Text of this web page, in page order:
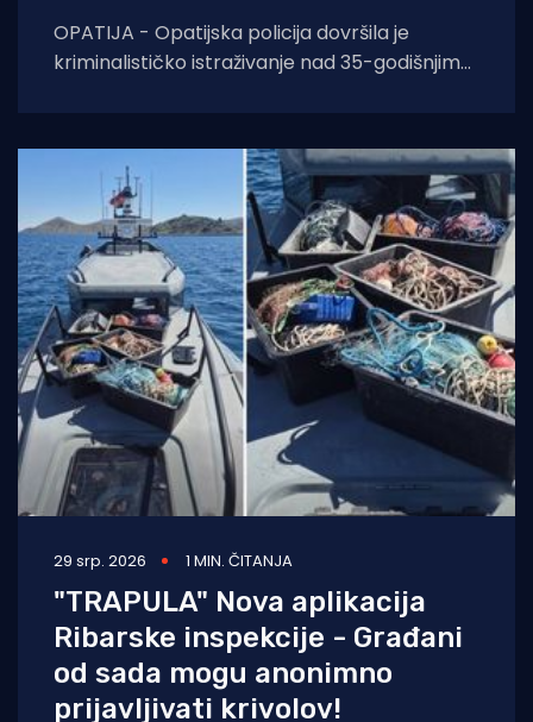
OPATIJA - Opatijska policija dovršila je
kriminalističko istraživanje nad 35-godišnjim
29 srp. 2026 1 MIN. ČITANJA
"TRAPULA" Nova aplikacija
Ribarske inspekcije - Građani
od sada mogu anonimno
prijavljivati krivolov!